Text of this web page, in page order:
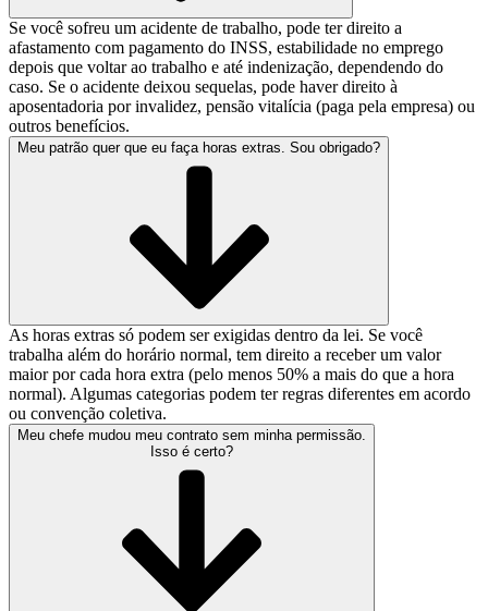
Se você sofreu um acidente de trabalho, pode ter direito a
afastamento com pagamento do INSS, estabilidade no emprego
depois que voltar ao trabalho e até indenização, dependendo do
caso. Se o acidente deixou sequelas, pode haver direito à
aposentadoria por invalidez, pensão vitalícia (paga pela empresa) ou
outros benefícios.
Meu patrão quer que eu faça horas extras. Sou obrigado?
As horas extras só podem ser exigidas dentro da lei. Se você
trabalha além do horário normal, tem direito a receber um valor
maior por cada hora extra (pelo menos 50% a mais do que a hora
normal). Algumas categorias podem ter regras diferentes em acordo
ou convenção coletiva.
Meu chefe mudou meu contrato sem minha permissão.
Isso é certo?